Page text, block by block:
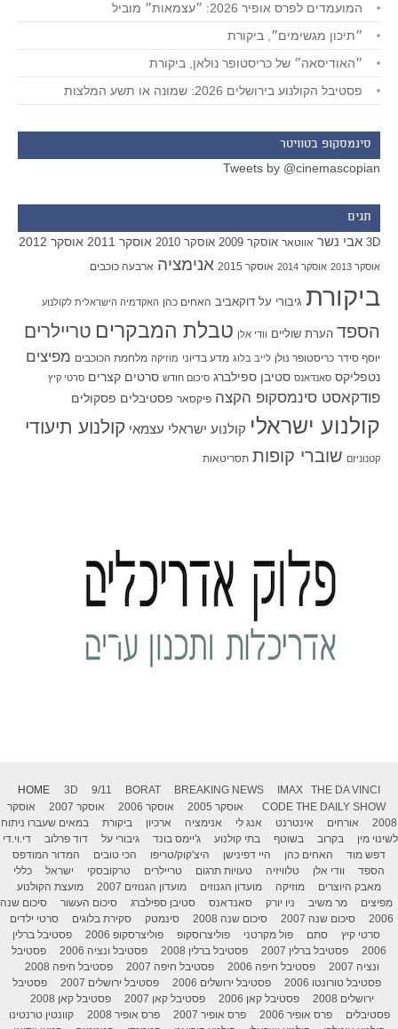
המועמדים לפרס אופיר 2026: ״עצמאות״ מוביל
״תיכון מגשימים״, ביקורת
״האודיסאה״ של כריסטופר נולאן, ביקורת
פסטיבל הקולנוע בירושלים 2026: שמונה או תשע המלצות
סינמסקופ בטוויטר
Tweets by @cinemascopian
תגים
3D אבי נשר אווטאר אוסקר 2009 אוסקר 2010 אוסקר 2011 אוסקר 2012
אוסקר 2013 אוסקר 2014 אוסקר 2015 אנימציה ארבעה כוכבים
ביקורת גיבורי על דוקאביב האחים כהן האקדמיה הישראלית לקולנוע
הספד הערת שוליים וודי אלן טבלת המבקרים טריילרים
יוסף סידר כריסטופר נולן לייב בלוג מדע בדיוני מוזיקה מלחמת הכוכבים מפיצים
נטפליקס סאנדאנס סטיבן ספילברג סיכום חודש סרטים קצרים סרטי קיץ
פודקאסט סינמסקופ הקצה פיקסאר פסטיבלים פסקולים
קולנוע ישראלי קולנוע ישראלי עצמאי קולנוע תיעודי
קטנוניזם שוברי קופות תסריטאות
HOME 3D 9/11 BORAT BREAKING NEWS IMAX
THE DA VINCI
CODE THE DAILY SHOW אוסקר 2005 אוסקר 2006 אוסקר 2007
אוסקר
2008
אורחים אינטרנט אנג לי אנימציה ארכיון ביקורת
במאים שעברו ניתוח
לשינוי מין
בקרוב בשוטף בתי קולנוע ג'יימס בונד גיבורי על דוד פרלוב
די.וי.די
דפש מוד
האחים כהן היי דפינישן היצ'קוק/טריפו הכי טובים
המדור המודפס
הספד
וודי אלן טלוויזיה טעויות תרגום טריילרים טרקובסקי ישראל
כללי
מאבק היוצרים
מוזיקה מועדון הגנוזים מועדון הגנוזים 2007
מועצת הקולנוע
מפיצים
מר משיב ניו יורק סאנדאנס סטיבן ספילברג סיכום העשור
סיכום שנה
2006
סיכום שנה 2007 סיכום שנה 2008 סינמטק סקירת בלוגים
סרטי ילדים
סרטי קיץ
סתם פול מקרטני פוליצרוסקופ פוליצרסקופ 2006
פסטיבל ברלין
2006
פסטיבל ברלין 2007 פסטיבל ברלין 2008 פסטיבל ונציה 2006
פסטיבל
ונציה 2007
פסטיבל חיפה 2006 פסטיבל חיפה 2007
פסטיבל חיפה 2008
פסטיבל טורונטו 2006
פסטיבל ירושלים 2006 פסטיבל ירושלים 2007
פסטיבל
ירושלים 2008
פסטיבל קאן 2006 פסטיבל קאן 2007
פסטיבל קאן 2008
פסטיבלים
פרס אופיר 2006 פרס אופיר 2007 פרס אופיר 2008
קוונטין טרנטינו